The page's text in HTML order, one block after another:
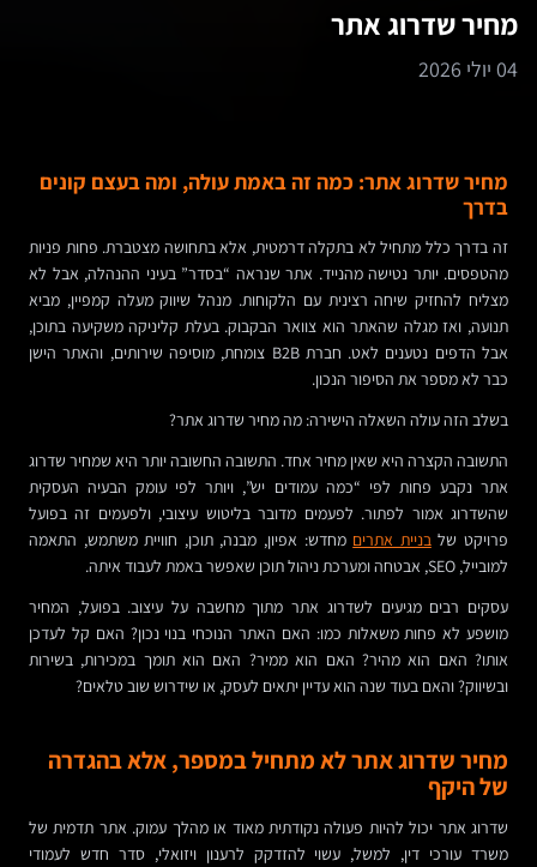
מחיר שדרוג אתר
04 יולי 2026
מחיר שדרוג אתר: כמה זה באמת עולה, ומה בעצם קונים
בדרך
זה בדרך כלל מתחיל לא בתקלה דרמטית, אלא בתחושה מצטברת. פחות פניות
מהטפסים. יותר נטישה מהנייד. אתר שנראה “בסדר” בעיני ההנהלה, אבל לא
מצליח להחזיק שיחה רצינית עם הלקוחות. מנהל שיווק מעלה קמפיין, מביא
תנועה, ואז מגלה שהאתר הוא צוואר הבקבוק. בעלת קליניקה משקיעה בתוכן,
אבל הדפים נטענים לאט. חברת B2B צומחת, מוסיפה שירותים, והאתר הישן
כבר לא מספר את הסיפור הנכון.
בשלב הזה עולה השאלה הישירה: מה מחיר שדרוג אתר?
התשובה הקצרה היא שאין מחיר אחד. התשובה החשובה יותר היא שמחיר שדרוג
אתר נקבע פחות לפי “כמה עמודים יש”, ויותר לפי עומק הבעיה העסקית
שהשדרוג אמור לפתור. לפעמים מדובר בליטוש עיצובי, ולפעמים זה בפועל
פרויקט שלבניית אתרים מחדש: אפיון, מבנה, תוכן, חוויית משתמש, התאמה
למובייל, SEO, אבטחה ומערכת ניהול תוכן שאפשר באמת לעבוד איתה.
עסקים רבים מגיעים לשדרוג אתר מתוך מחשבה על עיצוב. בפועל, המחיר
מושפע לא פחות משאלות כמו: האם האתר הנוכחי בנוי נכון? האם קל לעדכן
אותו? האם הוא מהיר? האם הוא ממיר? האם הוא תומך במכירות, בשירות
ובשיווק? והאם בעוד שנה הוא עדיין יתאים לעסק, או שידרוש שוב טלאים?
מחיר שדרוג אתר לא מתחיל במספר, אלא בהגדרה
של היקף
שדרוג אתר יכול להיות פעולה נקודתית מאוד או מהלך עמוק. אתר תדמית של
משרד עורכי דין, למשל, עשוי להזדקק לרענון ויזואלי, סדר חדש לעמודי